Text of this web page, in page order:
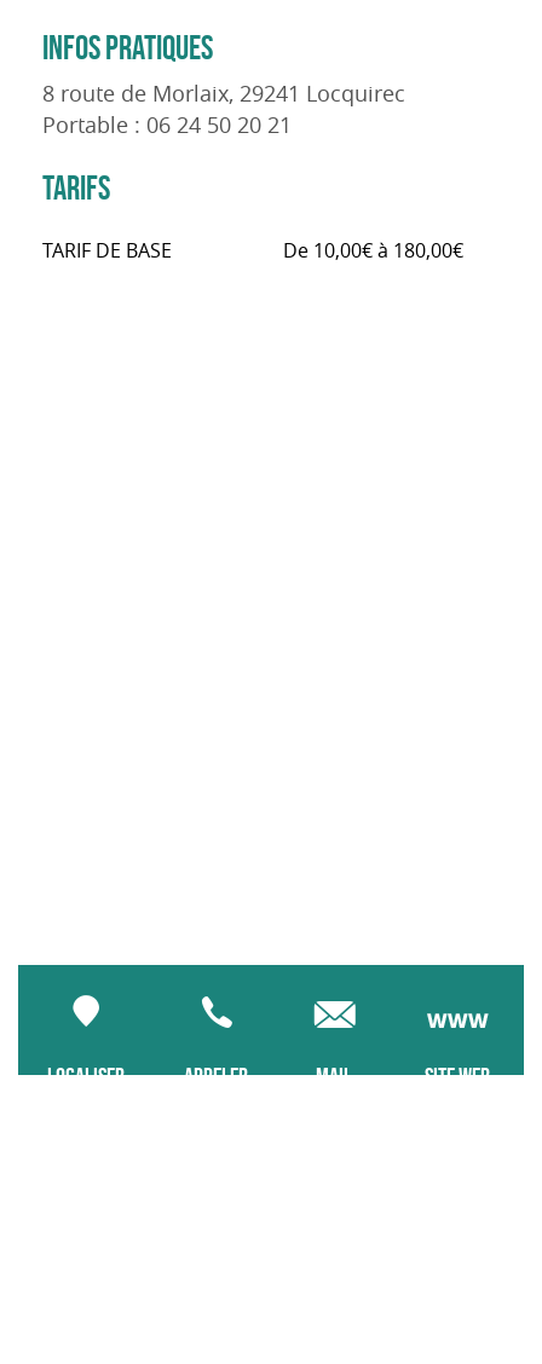
INFOS PRATIQUES
8 route de Morlaix, 29241 Locquirec
Portable : 06 24 50 20 21
TARIFS
TARIF DE BASE De 10,00€ à 180,00€
LOCALISER APPELER MAIL SITE WEB